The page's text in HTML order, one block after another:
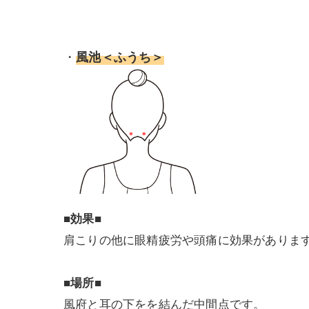
・風池＜ふうち＞
■効果■
肩こりの他に眼精疲労や頭痛に効果がありま
■場所■
風府と耳の下をを結んだ中間点です。